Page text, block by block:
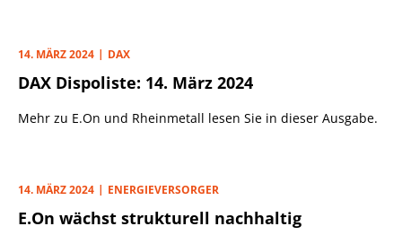
Chatbot ChatGPT frei, der, auf Basis von Künstlicher
Intelligenz (KI) und vom User mit nur wenigen Stichworten,
Texte in erstaunlich geschliffener Sprache zum
Programm und machten ChatGPT zu der am schnellsten
wachsenden Plattform aller Zeiten. War Künstliche
Intelligenz zuvor vor allem eine Spielwiese für Tech-Nerds,
14. MÄRZ 2024 DAX
DAX Dispoliste: 14. März 2024
Mehr zu E.On und Rheinmetall lesen Sie in dieser Ausgabe.
14. MÄRZ 2024 ENERGIEVERSORGER
E.On wächst strukturell nachhaltig